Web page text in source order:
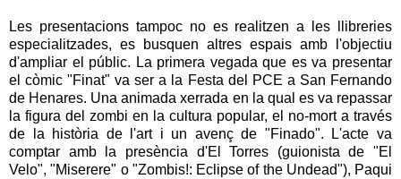
Les presentacions tampoc no es realitzen a les llibreries
especialitzades, es busquen altres espais amb l'objectiu
d'ampliar el públic. La primera vegada que es va presentar
el còmic "Finat" va ser a la Festa del
PCE a San Fernando
de Henares. Una animada xerrada en la qual es va repassar
la figura del zombi en la cultura popular, el no-mort a través
de la història de l'art i un avenç de "Finado". L'acte va
comptar amb la presència d'El Torres (guionista de "El
Velo", "Miserere" o "Zombis!: Eclipseof the Undead"), Paqui